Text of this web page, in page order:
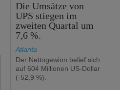
Die Umsätze von
UPS stiegen im
zweiten Quartal um
7,6 %.
Atlanta
Der Nettogewinn belief sich
auf 604 Millionen US-Dollar
(-52,9 %).